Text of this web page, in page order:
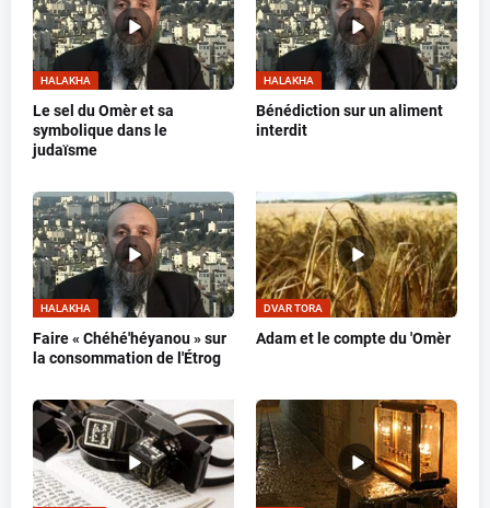
HALAKHA
Le sel du Omèr et sa
symbolique dans le
judaïsme
HALAKHA
Bénédiction sur un aliment
interdit
HALAKHA
Faire « Chéhé'héyanou » sur
la consommation de l'Étrog
DVAR TORA
Adam et le compte du 'Omèr